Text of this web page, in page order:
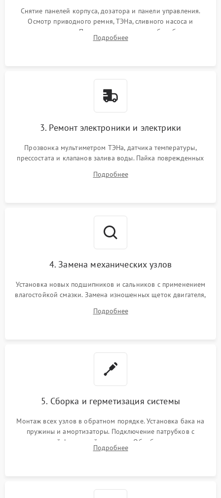
Снятие панелей корпуса, дозатора и панели управления.
Осмотр приводного ремня, ТЭНа, сливного насоса и
амортизаторов. Проверка подшипников барабана и
крестовины на износ, а манжеты люка на разрывы.
Подробнее
3. Ремонт электроники и электрики
Прозвонка мультиметром ТЭНа, датчика температуры,
прессостата и клапанов залива воды. Пайка поврежденных
Восстановление целостности проводки и контактов.
Подробнее
4. Замена механических узлов
Установка новых подшипников и сальников с применением
влагостойкой смазки. Замена изношенных щеток двигателя,
или поврежденной резиновой манжеты.
Подробнее
5. Сборка и герметизация системы
Монтаж всех узлов в обратном порядке. Установка бака на
пружины и амортизаторы. Подключение патрубков с
надежной фиксацией хомутами. Обработка стыков
герметиком для предотвращения возможных протечек воды.
Подробнее